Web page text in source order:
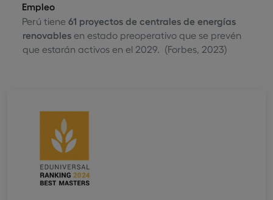
Empleo
Perú tiene61 proyectos de centrales de energías
renovablesen estado preoperativo que se prevén
que estarán activos en el 2029. (Forbes, 2023)